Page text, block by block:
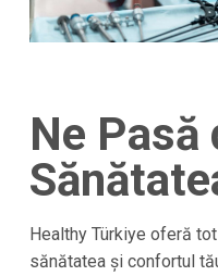
Ne Pasă
Healthy Türkiye oferă
sănătatea și confortul